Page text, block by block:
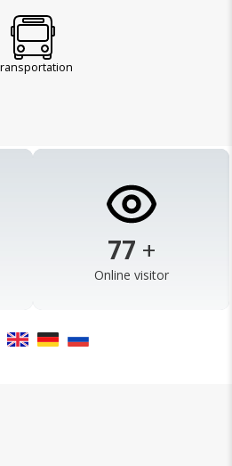
103 +
Online visitor